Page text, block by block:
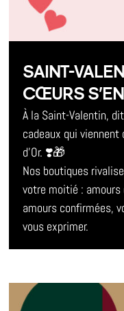
SAINT-
CŒURS
À la Saint-Valentin,
cadeaux qui
d’Or. ❣️🎁
Nos boutiques
votre moitié :
amours confirmées,
vous exprimer.